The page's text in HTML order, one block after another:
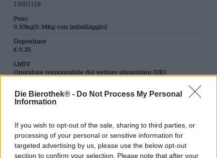
Die Bierothek® - Do Not Process My Personal
Information
If you wish to opt-out of the sale, sharing to third parties, or
processing of your personal or sensitive information for
targeted advertising by us, please use the below opt-out
section to confirm your selection. Please note that after your
13001118
Peso
0.33kg(0.34kg con imballaggio)
Depositare
€ 0.25
LMIV
Operatore responsabile del settore alimentare (UE)
Bierregion
Stile birra
birre belghe , birre invecchiate in botte
Categoria Birra